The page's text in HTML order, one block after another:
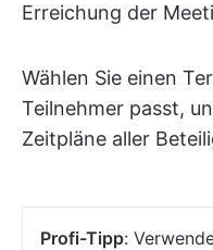
Erreichung der
Wählen Sie einen
Teilnehmer passt,
Zeitpläne aller
Profi-Tipp: